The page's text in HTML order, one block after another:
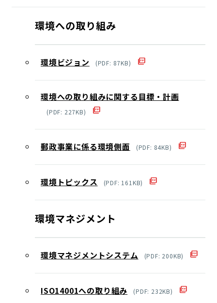
環境への取り組み
環境ビジョン (PDF: 87KB)
環境への取り組みに関する目標・計画
(PDF: 227KB)
郵政事業に係る環境側面 (PDF: 84KB)
環境トピックス (PDF: 161 KB)
環境マネジメント
環境マネジメントシステム (PDF: 200KB)
ISO14001への取り組み (PDF: 232KB)